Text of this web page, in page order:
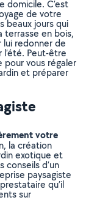
domicile. C’est
de votre
beaux jours qui
terrasse en bois,
lui redonner de
l’été. Peut-être
pour vous régaler
et préparer
votre
la création
exotique et
conseils d’un
paysagiste
qu’il
sur